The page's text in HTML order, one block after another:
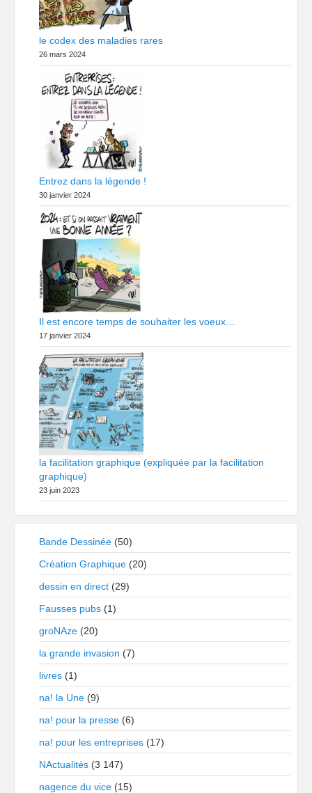
le codex des maladies rares
26 mars 2024
Entrez dans la légende !
30 janvier 2024
Il est encore temps de souhaiter les voeux…
17 janvier 2024
la facilitation graphique (expliquée par la facilitation
graphique)
23 juin 2023
Bande Dessinée (50)
Création Graphique (20)
dessin en direct (29)
Fausses pubs (1)
groNAze (20)
la grande invasion (7)
livres (1)
na! la Une (9)
na! pour la presse (6)
na! pour les entreprises (17)
NActualités (3 147)
nagence du vice (15)